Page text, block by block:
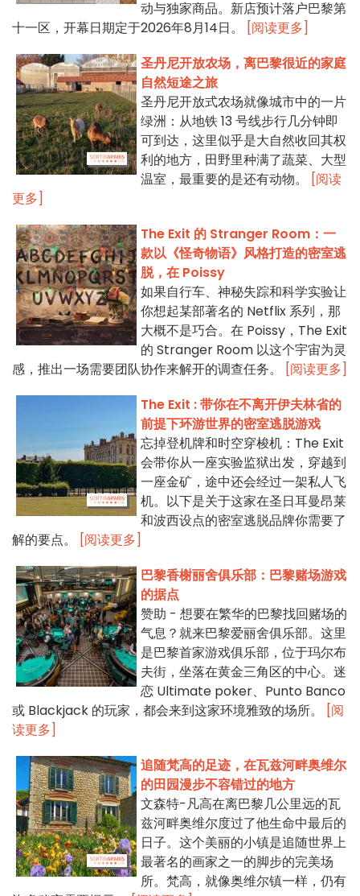
动与独家商品。新店预计落户巴黎第
十一区，开幕日期定于2026年8月14日。
[阅读更多]
圣丹尼开放农场，离巴黎很近的家庭
自然短途之旅
圣丹尼开放式农场就像城市中的一片
绿洲：从地铁 13 号线步行几分钟即
可到达，这里似乎是大自然收回其权
利的地方，田野里种满了蔬菜、大型
温室，最重要的是还有动物。
[阅读
更多]
The Exit 的 Stranger Room：一
款以《怪奇物语》风格打造的密室逃
脱，在 Poissy
如果自行车、神秘失踪和科学实验让
你想起某部著名的 Netflix 系列，那
大概不是巧合。在 Poissy，The Exit
的 Stranger Room 以这个宇宙为灵
感，推出一场需要团队协作来解开的调查任务。
[阅读更多]
The Exit : 带你在不离开伊夫林省的
前提下环游世界的密室逃脱游戏
忘掉登机牌和时空穿梭机：The Exit
会带你从一座实验监狱出发，穿越到
一座金矿，途中还会经过一架私人飞
机。以下是关于这家在圣日耳曼昂莱
和波西设点的密室逃脱品牌你需要了
解的要点。
[阅读更多]
巴黎香榭丽舍俱乐部：巴黎赌场游戏
的据点
赞助 - 想要在繁华的巴黎找回赌场的
气息？就来巴黎爱丽舍俱乐部。这里
是巴黎首家游戏俱乐部，位于玛尔布
夫街，坐落在黄金三角区的中心。迷
恋 Ultimate poker、Punto Banco
或 Blackjack 的玩家，都会来到这家环境雅致的场所。
[阅
读更多]
追随梵高的足迹，在瓦兹河畔奥维尔
的田园漫步不容错过的地方
文森特-凡高在离巴黎几公里远的瓦
兹河畔奥维尔度过了他生命中最后的
日子。这个美丽的小镇是追随世界上
最著名的画家之一的脚步的完美场
所。梵高，就像奥维尔镇一样，仍有